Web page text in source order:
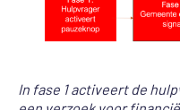
In fase 1 activeert de